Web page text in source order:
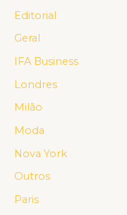
Editorial
Geral
IFA Business
Londres
Milão
Moda
Nova York
Outros
Paris